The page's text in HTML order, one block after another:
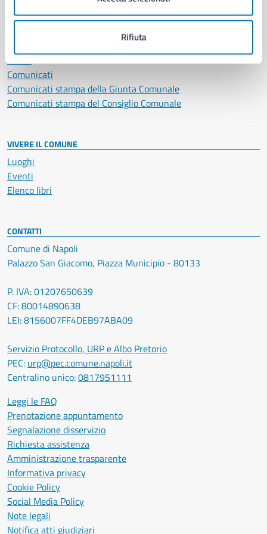
Rifiuta
Avvisi
Comunicati
Comunicati stampa della Giunta Comunale
Comunicati stampa del Consiglio Comunale
VIVERE IL COMUNE
Luoghi
Eventi
Elenco libri
CONTATTI
Comune di Napoli
Palazzo San Giacomo, Piazza Municipio - 80133
P. IVA: 01207650639
CF: 80014890638
LEI: 8156007FF4DEB97ABA09
Servizio Protocollo, URP e Albo Pretorio
PEC: urp@pec.comune.napoli.it
Centralino unico:0817951111
Leggi le FAQ
Prenotazione appuntamento
Segnalazione disservizio
Richiesta assistenza
Amministrazione trasparente
Informativa privacy
Cookie Policy
Social Media Policy
Note legali
Notifica atti giudiziari